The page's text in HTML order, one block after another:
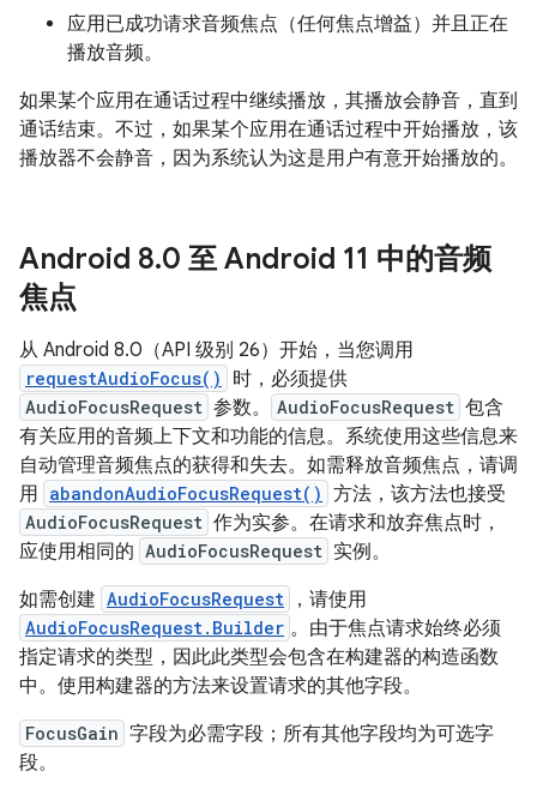
应用已成功请求音频焦点（任何焦点增益）并且正在
播放音频。
如果某个应用在通话过程中继续播放，其播放会静音，直到
通话结束。不过，如果某个应用在通话过程中开始播放，该
播放器不会静音，因为系统认为这是用户有意开始播放的。
Android 8.0 至 Android 11 中的音频
焦点
从 Android 8.0（API 级别 26）开始，当您调用
requestAudioFocus() 时，必须提供
AudioFocusRequest 参数。 AudioFocusRequest 包含
有关应用的音频上下文和功能的信息。系统使用这些信息来
自动管理音频焦点的获得和失去。如需释放音频焦点，请调
用 abandonAudioFocusRequest() 方法，该方法也接受
AudioFocusRequest 作为实参。在请求和放弃焦点时，
应使用相同的 AudioFocusRequest 实例。
如需创建 AudioFocusRequest ，请使用
AudioFocusRequest.Builder 。由于焦点请求始终必须
指定请求的类型，因此此类型会包含在构建器的构造函数
中。使用构建器的方法来设置请求的其他字段。
FocusGain 字段为必需字段；所有其他字段均为可选字
段。